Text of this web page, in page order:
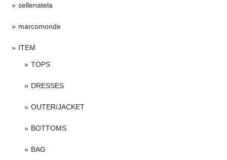
sellenatela
marcomonde
ITEM
TOPS
DRESSES
OUTER/JACKET
BOTTOMS
BAG